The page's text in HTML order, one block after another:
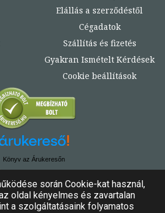
Elállás a szerződéstől
Cégadatok
Szállítás és fizetés
Gyakran Ismételt Kérdések
Cookie beállítások
Könyv az Árukeresőn